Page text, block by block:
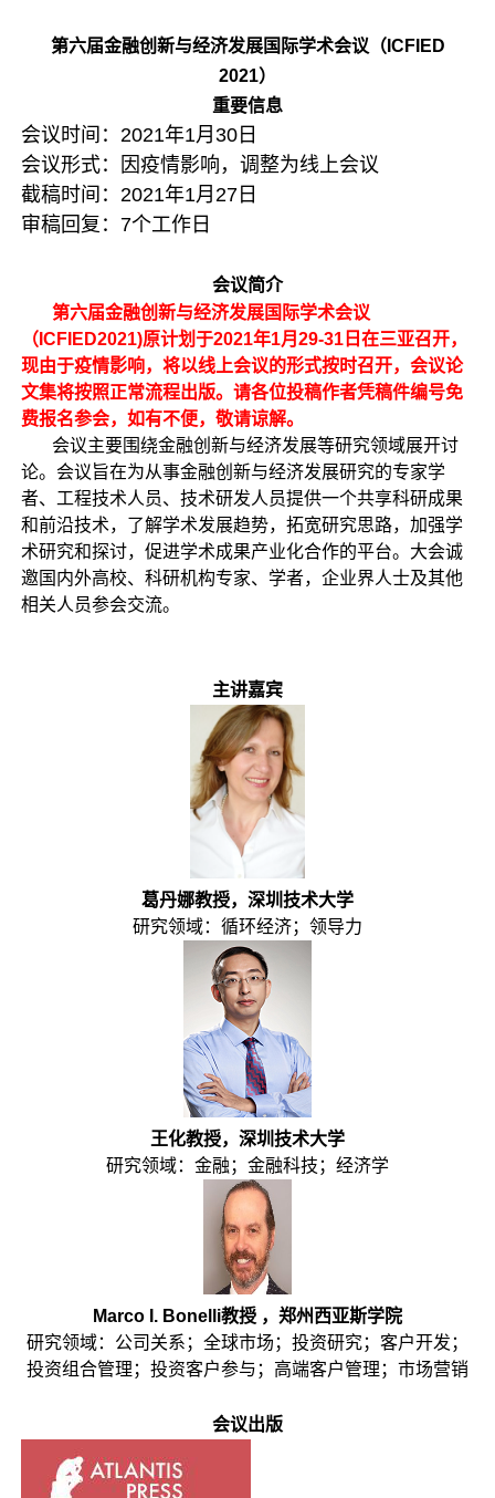
第六届金融创新与经济发展国际学术会议（ICFIED
2021）
重要信息
会议时间：2021年1月30日
会议形式：因疫情影响，调整为线上会议
截稿时间：2021年1月27日
审稿回复：7个工作日
会议简介
第六届金融创新与经济发展国际学术会议
（ICFIED2021)原计划于2021年1月29-31日在三亚召开，
现由于疫情影响，将以线上会议的形式按时召开，会议论
文集将按照正常流程出版。请各位投稿作者凭稿件编号免
费报名参会，如有不便，敬请谅解。
会议主要围绕金融创新与经济发展等研究领域展开讨
论。会议旨在为从事金融创新与经济发展研究的专家学
者、工程技术人员、技术研发人员提供一个共享科研成果
和前沿技术，了解学术发展趋势，拓宽研究思路，加强学
术研究和探讨，促进学术成果产业化合作的平台。大会诚
邀国内外高校、科研机构专家、学者，企业界人士及其他
相关人员参会交流。
主讲嘉宾
葛丹娜教授，深圳技术大学
研究领域：循环经济；领导力
王化教授，深圳技术大学
研究领域：金融；金融科技；经济学
Marco I. Bonelli教授 ， 郑州西亚斯学院
研究领域：公司关系；全球市场；投资研究；客户开发；
投资组合管理；投资客户参与；高端客户管理；市场营销
会议出版